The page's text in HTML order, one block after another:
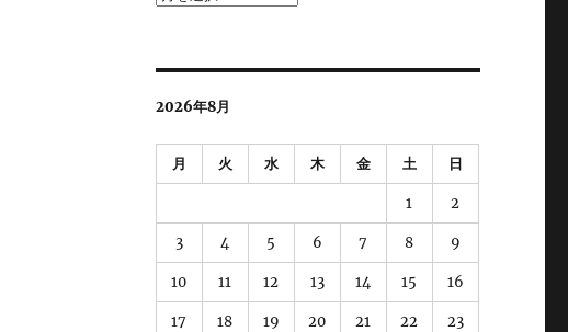
2026年8月
月 火 水 木 金 土 日
1 2
3 4 5 6 7 8 9
10 11 12 13 14 15 16
17 18 19 20 21 22 23